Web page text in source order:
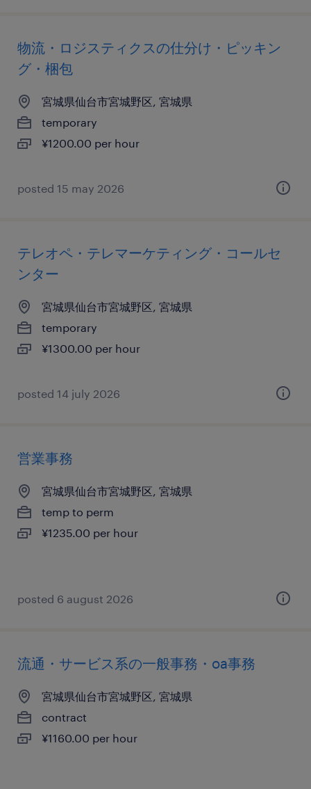
物流・ロジスティクスの仕分け・ピッキン
グ・梱包
宮城県仙台市宮城野区, 宮城県
temporary
¥1200.00 per hour
posted 15 may 2026
テレオペ・テレマーケティング・コールセ
ンター
宮城県仙台市宮城野区, 宮城県
temporary
¥1300.00 per hour
posted 14 july 2026
営業事務
宮城県仙台市宮城野区, 宮城県
temp to perm
¥1235.00 per hour
posted 6 august 2026
流通・サービス系の一般事務・oa事務
宮城県仙台市宮城野区, 宮城県
contract
¥1160.00 per hour